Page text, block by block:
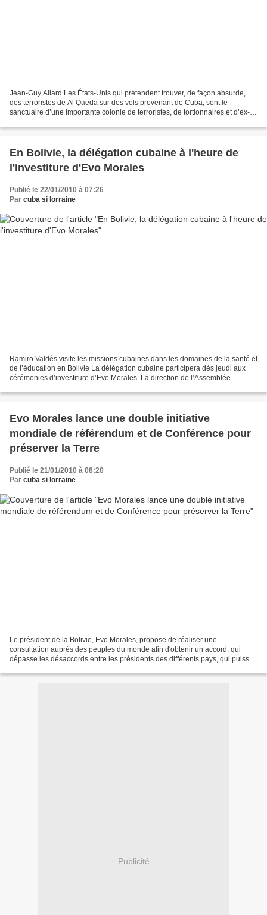
Jean-Guy Allard Les États-Unis qui prétendent trouver, de façon absurde,
des terroristes de Al Qaeda sur des vols provenant de Cuba, sont le
sanctuaire d’une importante colonie de terroristes, de tortionnaires et d’ex-
En Bolivie, la délégation cubaine à l'heure de
l'investiture d'Evo Morales
Publié le 22/01/2010 à 07:26
Par cuba si lorraine
Ramiro Valdés visite les missions cubaines dans les domaines de la santé et
de l’éducation en Bolivie La délégation cubaine participera dès jeudi aux
cérémonies d’investiture d’Evo Morales. La direction de l’Assemblée
Evo Morales lance une double initiative
mondiale de référendum et de Conférence pour
préserver la Terre
Publié le 21/01/2010 à 08:20
Par cuba si lorraine
Le président de la Bolivie, Evo Morales, propose de réaliser une
consultation auprès des peuples du monde afin d'obtenir un accord, qui
dépasse les désaccords entre les présidents des différents pays, qui puisse
Publicité